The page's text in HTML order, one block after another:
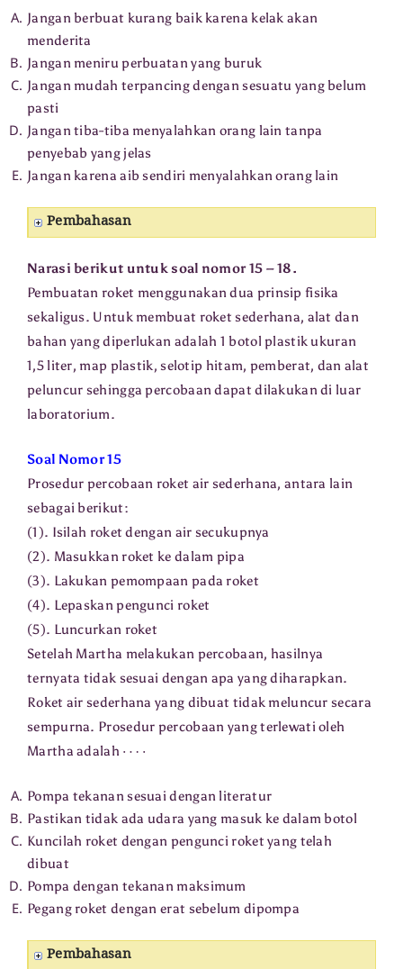
Jangan berbuat kurang baik karena kelak akan
menderita
Jangan meniru perbuatan yang buruk
Jangan mudah terpancing dengan sesuatu yang belum
pasti
Jangan tiba-tiba menyalahkan orang lain tanpa
penyebab yang jelas
Jangan karena aib sendiri menyalahkan orang lain
Pembahasan
Narasi berikut untuk soal nomor 15 – 18.
Pembuatan roket menggunakan dua prinsip fisika
sekaligus. Untuk membuat roket sederhana, alat dan
bahan yang diperlukan adalah 1 botol plastik ukuran
1,5 liter, map plastik, selotip hitam, pemberat, dan alat
peluncur sehingga percobaan dapat dilakukan di luar
laboratorium.
Soal Nomor 15
Prosedur percobaan roket air sederhana, antara lain
sebagai berikut:
(1). Isilah roket dengan air secukupnya
(2). Masukkan roket ke dalam pipa
(3). Lakukan pemompaan pada roket
(4). Lepaskan pengunci roket
(5). Luncurkan roket
Setelah Martha melakukan percobaan, hasilnya
ternyata tidak sesuai dengan apa yang diharapkan.
Roket air sederhana yang dibuat tidak meluncur secara
sempurna. Prosedur percobaan yang terlewati oleh
Martha adalah
Pompa tekanan sesuai dengan literatur
Pastikan tidak ada udara yang masuk ke dalam botol
Kuncilah roket dengan pengunci roket yang telah
dibuat
Pompa dengan tekanan maksimum
Pegang roket dengan erat sebelum dipompa
Pembahasan